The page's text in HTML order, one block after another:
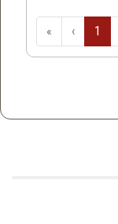
« ‹ 1